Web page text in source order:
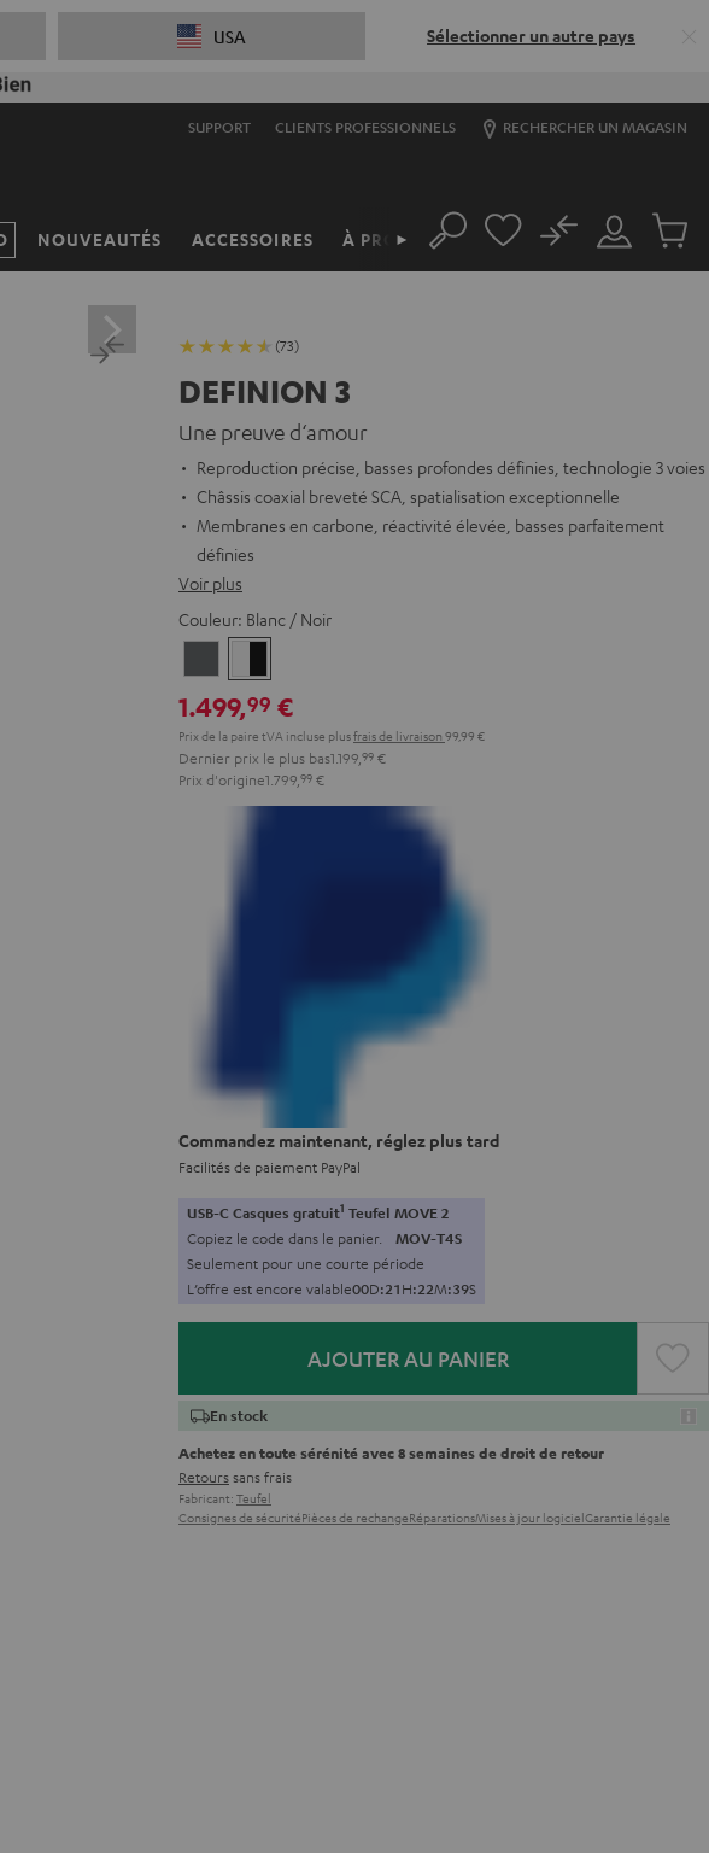
USA Sélectionner un autre pays
SUPPORT CLIENTS PROFESSIONNELS RECHERCHER UN MAGASIN
NOUVEAUTÉS ACCESSOIRES À PROPOS
► Rechercher
Mon
compte
No
(73)
DEFINION 3
Une preuve d‘amour
Reproduction précise, basses profondes définies, technologie 3 voies
Châssis coaxial breveté SCA, spatialisation exceptionnelle
Membranes en carbone, réactivité élevée, basses parfaitement
définies
Voir plus
Couleur: Blanc / Noir
/
Noir
1.499,99 €
Prix de la paire tVA incluse plusfrais de livraison 99,99 €
Dernier prix le plus bas1.199, 99 €
Prix d'origine1.799, 99 €
Commandez maintenant, réglez plus tard
Facilités de paiement PayPal
USB-C Casques gratuit1 Teufel MOVE 2
Copiez le code dans le panier. MOV-T4S
Seulement pour une courte période
L’offre est encore valable00D:21H:22M:37S
AJOUTER AU PANIER
En stock
Achetez en toute sérénité avec 8 semaines de droit de retour
Retourssans frais
Fabricant: Teufel
Consignes de sécuritéPièces de rechangeRéparationsMises à jour logicielGarantie légale